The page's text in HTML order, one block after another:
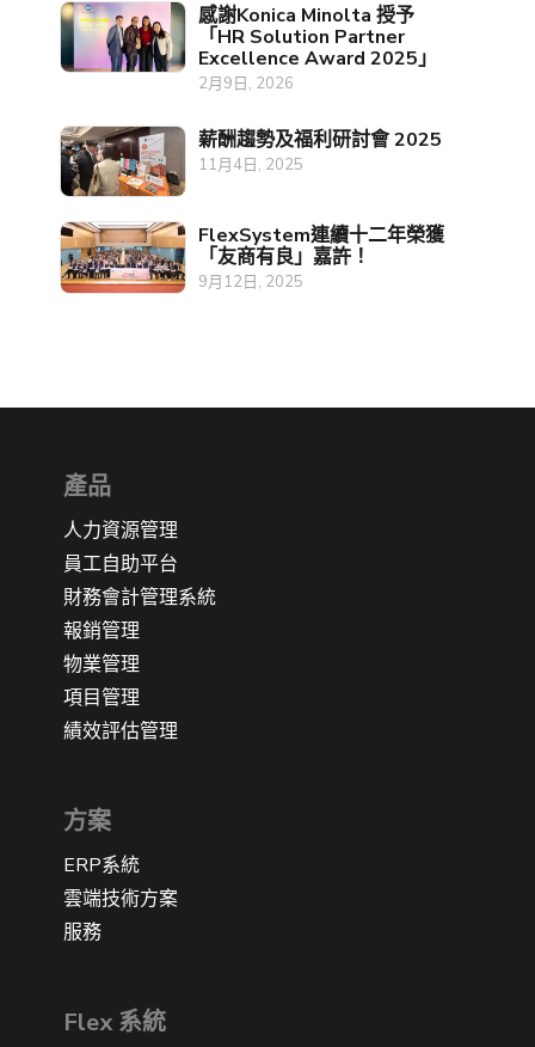
感謝Konica Minolta 授予
「HR Solution Partner
Excellence Award 2025」
2月9日, 2026
薪酬趨勢及福利研討會 2025
11月4日, 2025
FlexSystem連續十二年榮獲
「友商有良」嘉許！
9月12日, 2025
產品
人力資源管理
員工自助平台
財務會計管理系統
報銷管理
物業管理
項目管理
績效評估管理
方案
ERP系統
雲端技術方案
服務
Flex 系統